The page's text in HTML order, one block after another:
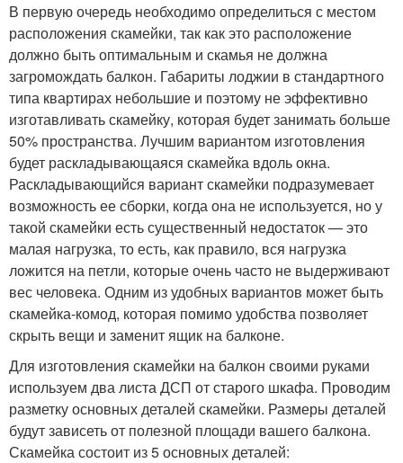
В первую очередь необходимо определиться с местом
расположения скамейки, так как это расположение
должно быть оптимальным и скамья не должна
загромождать балкон. Габариты лоджии в стандартного
типа квартирах небольшие и поэтому не эффективно
изготавливать скамейку, которая будет занимать больше
50% пространства. Лучшим вариантом изготовления
будет раскладывающаяся скамейка вдоль окна.
Раскладывающийся вариант скамейки подразумевает
возможность ее сборки, когда она не используется, но у
такой скамейки есть существенный недостаток — это
малая нагрузка, то есть, как правило, вся нагрузка
ложится на петли, которые очень часто не выдерживают
вес человека. Одним из удобных вариантов может быть
скамейка-комод, которая помимо удобства позволяет
скрыть вещи и заменит ящик на балконе.
Для изготовления скамейки на балкон своими руками
используем два листа ДСП от старого шкафа. Проводим
разметку основных деталей скамейки. Размеры деталей
будут зависеть от полезной площади вашего балкона.
Скамейка состоит из 5 основных деталей: